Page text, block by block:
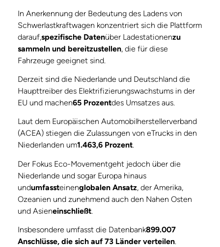
In Anerkennung der Bedeutung des Ladens von
Schwerlastkraftwagen konzentriert sich die Plattform
darauf,spezifische Datenüber Ladestationenzu
sammeln und bereitzustellen, die für diese
Fahrzeuge geeignet sind.
Derzeit sind die Niederlande und Deutschland die
Haupttreiber des Elektrifizierungswachstums in der
EU und machen65 Prozentdes Umsatzes aus.
Laut dem Europäischen Automobilherstellerverband
(ACEA) stiegen die Zulassungen von eTrucks in den
Niederlanden um1.463,6 Prozent.
Der Fokus Eco-Movementgeht jedoch über die
Niederlande und sogar Europa hinaus
undumfassteinenglobalen Ansatz, der Amerika,
Ozeanien und zunehmend auch den Nahen Osten
und Asieneinschließt.
Insbesondere umfasst die Datenbank899.007
Anschlüsse, die sich auf 73 Länder verteilen.